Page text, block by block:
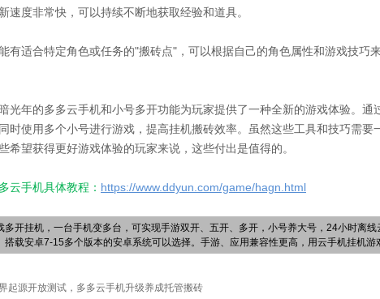
速度非常快，可以持续不断地获取经验和道具。
有适合特定角色或任务的"搬砖点"，可以根据自己的角色属性和游戏技巧
光年的多多云手机和小号多开功能为玩家提供了一种全新的游戏体验。通
时使用多个小号进行游戏，提高挂机搬砖效率。虽然这些工具和技巧需要
希望获得更好游戏体验的玩家来说，这些付出是值得的。
云手机具体教程： https://www.ddyun.com/game/hagn.html
多开挂机，一台手机变多台，可实现手游双开、五开、多开，小号养大号，24小时离线
搭载安卓7-15多个版本的安卓系统可以选择。手游、应用兼容性更高，用云手机挂机游
起源开放测试，多多云手机升级养成托管搬砖